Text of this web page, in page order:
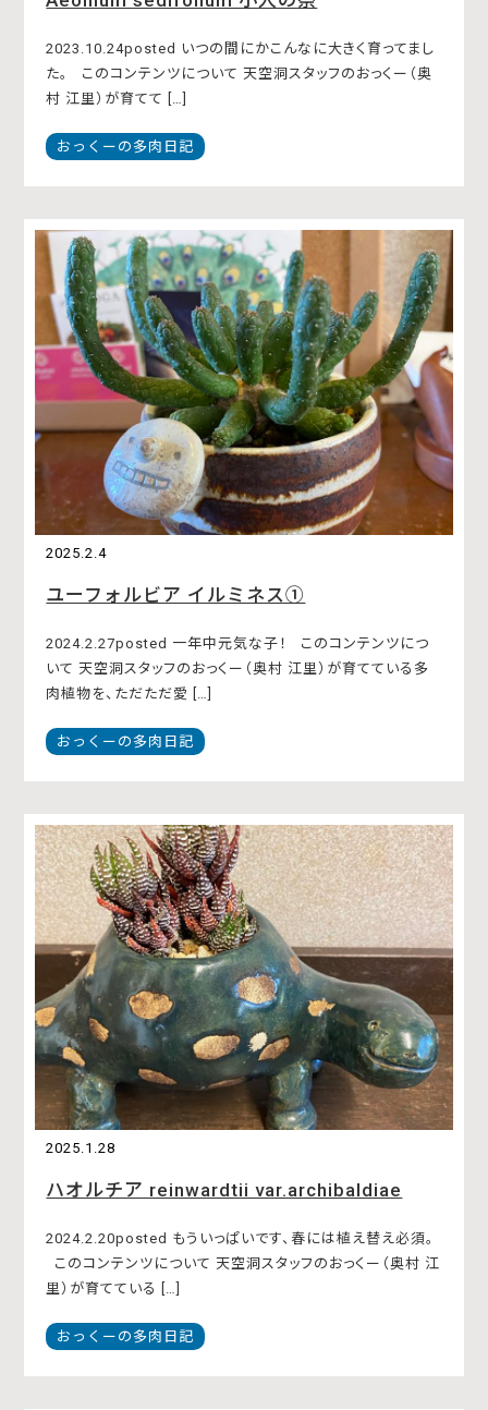
2023.10.24posted いつの間にかこんなに大きく育ってまし
た。 このコンテンツについて 天空洞スタッフのおっくー（奥
村 江里）が育てて […]
おっくーの多肉日記
2025.2.4
ユーフォルビア イルミネス①
2024.2.27posted 一年中元気な子！ このコンテンツにつ
いて 天空洞スタッフのおっくー（奥村 江里）が育てている多
肉植物を、ただただ愛 […]
おっくーの多肉日記
2025.1.28
ハオルチア reinwardtii var.archibaldiae
2024.2.20posted もういっぱいです、春には植え替え必須。
このコンテンツについて 天空洞スタッフのおっくー（奥村 江
里）が育てている […]
おっくーの多肉日記